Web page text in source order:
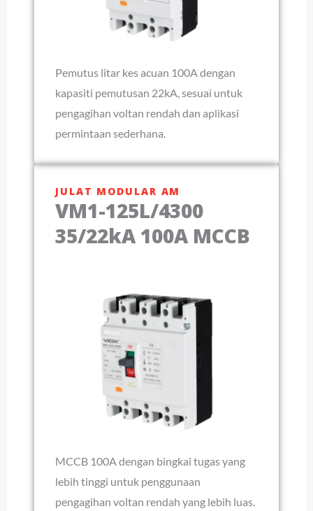
Pemutus litar kes acuan 100A dengan
kapasiti pemutusan 22kA, sesuai untuk
pengagihan voltan rendah dan aplikasi
permintaan sederhana.
JULAT MODULAR AM
VM1-125L/4300
35/22kA 100A MCCB
MCCB 100A dengan bingkai tugas yang
lebih tinggi untuk penggunaan
pengagihan voltan rendah yang lebih luas.